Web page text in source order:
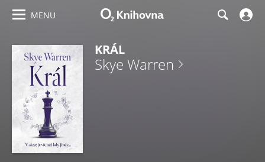
MENU
KRÁL
Skye Warren